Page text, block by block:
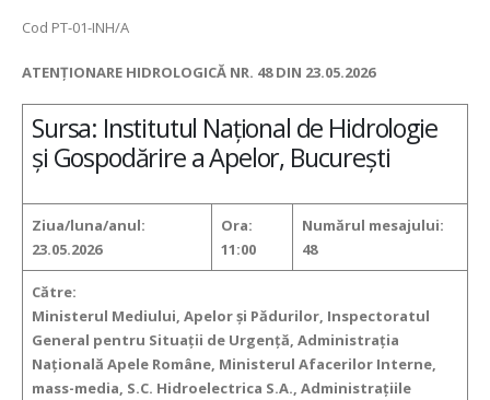
Cod PT-01-INH/A
ATENȚIONARE HIDROLOGICĂ NR. 48 DIN 23.05.2026
Sursa: Institutul Național de Hidrologie
și Gospodărire a Apelor, București
Ziua/luna/anul:
23.05.2026
Ora:
11:00
Numărul mesajului:
48
Către:
Ministerul Mediului, Apelor și Pădurilor, Inspectoratul
General pentru Situații de Urgență, Administrația
Națională Apele Române, Ministerul Afacerilor Interne,
mass-media, S.C. Hidroelectrica S.A., Administrațiile